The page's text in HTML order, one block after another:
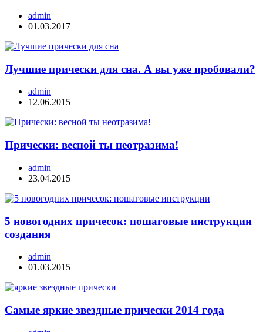
admin
01.03.2017
Лучшие прически для сна. А вы уже пробовали?
admin
12.06.2015
Прически: весной ты неотразима!
admin
23.04.2015
5 новогодних причесок: пошаговые инструкции
создания
admin
01.03.2015
Самые яркие звездные прически 2014 года